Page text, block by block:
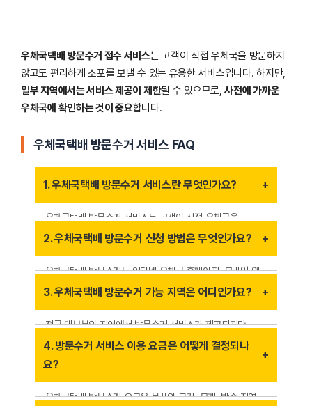
우체국택배 방문수거 접수 서비스는 고객이 직접 우체국을 방문하지
않고도 편리하게 소포를 보낼 수 있는 유용한 서비스입니다. 하지만,
일부 지역에서는 서비스 제공이 제한될 수 있으므로,사전에 가까운
우체국에 확인하는 것이 중요합니다.
우체국택배 방문수거 서비스 FAQ
1. 우체국택배 방문수거 서비스란 무엇인가요?
우체국택배 방문수거 서비스는 고객이 직접 우체국을
방문하지 않고, 우체국 직원이 지정된 주소로 방문하여
발송을 원하는 고객이나, 직접 방문이 어려운 경우
2. 우체국택배 방문수거 신청 방법은 무엇인가요?
우체국택배 방문수거는 인터넷 우체국 홈페이지, 모바일 앱,
고객센터(1588-1300) 또는 가까운 우체국을 통해 신청할
완료하면 담당 직원이 방문합니다.
3. 우체국택배 방문수거 가능 지역은 어디인가요?
전국 대부분의 지역에서 방문수거 서비스가 제공되지만,
일부 도서·산간 지역이나 방문이 어려운 지역은 제한될 수
확인하는 것이 좋습니다.
4. 방문수거 서비스 이용 요금은 어떻게 결정되나
요?
우체국택배 방문수거 요금은 물품의 크기, 무게, 발송 지역